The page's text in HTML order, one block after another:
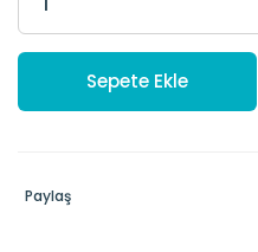
Sepete Ekle
Paylaş